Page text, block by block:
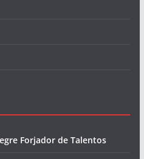
Forjador de Talentos